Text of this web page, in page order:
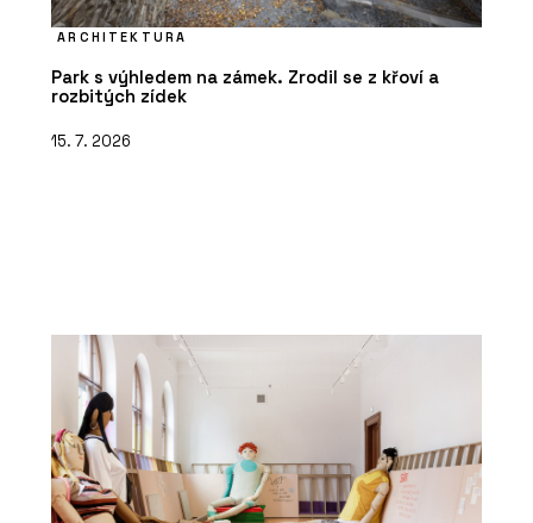
ARCHITEKTURA
Park s výhledem na zámek. Zrodil se z křoví a
rozbitých zídek
15. 7. 2026